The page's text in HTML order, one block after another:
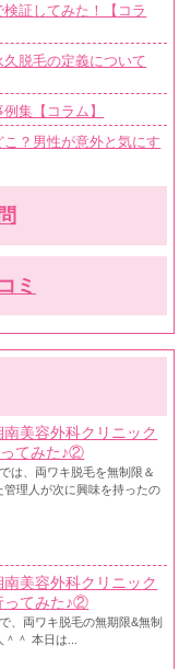
証してみた！【コラ
脱毛の定義について
集【コラム】
？男性が意外と気にす
ミ
南美容外科クリニック
てみた♪②
は、両ワキ脱毛を無制限＆
理人が次に興味を持ったの
南美容外科クリニック
ってみた♪②
、両ワキ脱毛の無期限&無制
＾ 本日は...